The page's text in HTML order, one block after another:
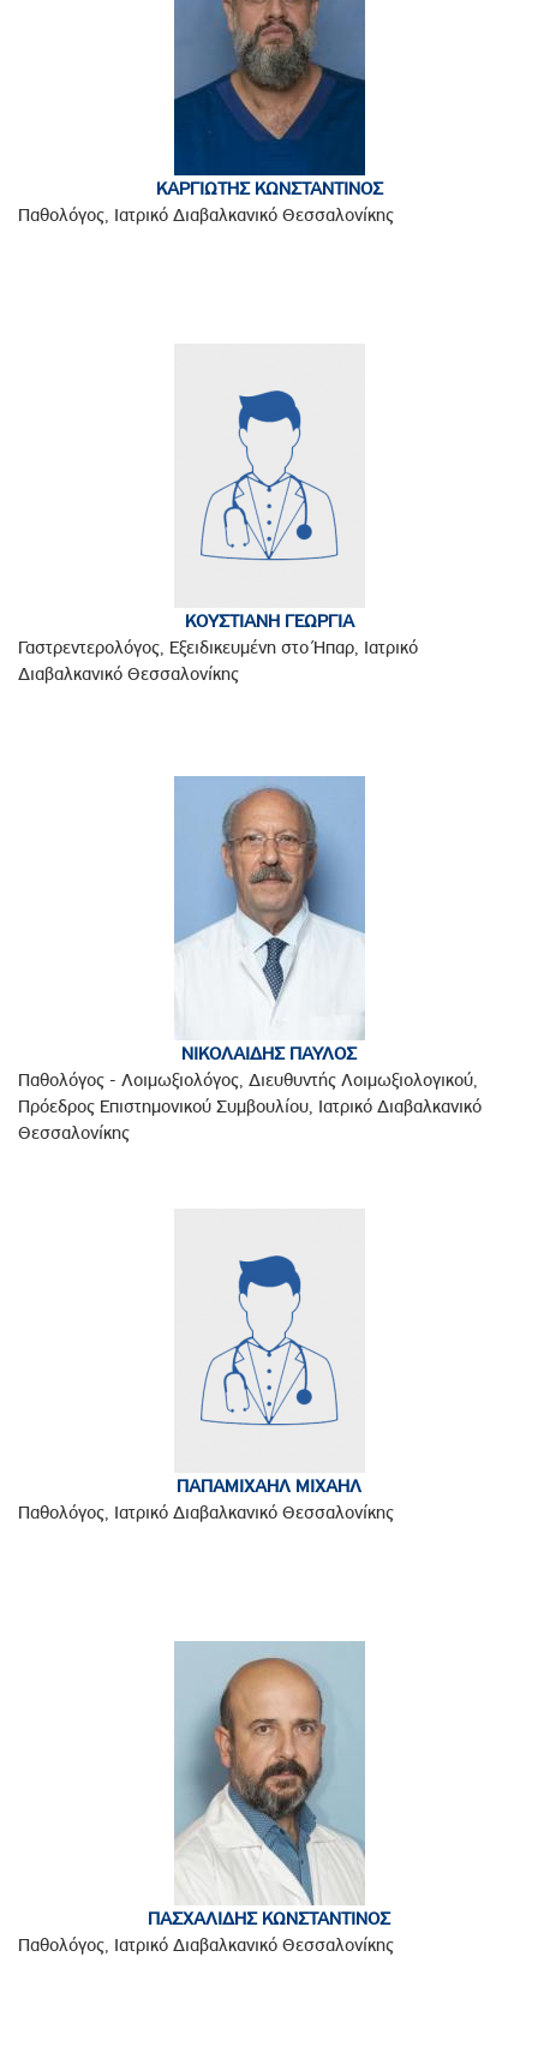
ΚΑΡΓΙΩΤΗΣ ΚΩΝΣΤΑΝΤΙΝΟΣ
Παθολόγος, Ιατρικό Διαβαλκανικό Θεσσαλονίκης
ΚΟΥΣΤΙΑΝΗ ΓΕΩΡΓΙΑ
Γαστρεντερολόγος, Εξειδικευμένη στο Ήπαρ, Ιατρικό
Διαβαλκανικό Θεσσαλονίκης
ΝΙΚΟΛΑΙΔΗΣ ΠΑΥΛΟΣ
Παθολόγος - Λοιμωξιολόγος, Διευθυντής Λοιμωξιολογικού,
Πρόεδρος Επιστημονικού Συμβουλίου, Ιατρικό Διαβαλκανικό
Θεσσαλονίκης
ΠΑΠΑΜΙΧΑΗΛ ΜΙΧΑΗΛ
Παθολόγος, Ιατρικό Διαβαλκανικό Θεσσαλονίκης
ΠΑΣΧΑΛΙΔΗΣ ΚΩΝΣΤΑΝΤΙΝΟΣ
Παθολόγος, Ιατρικό Διαβαλκανικό Θεσσαλονίκης